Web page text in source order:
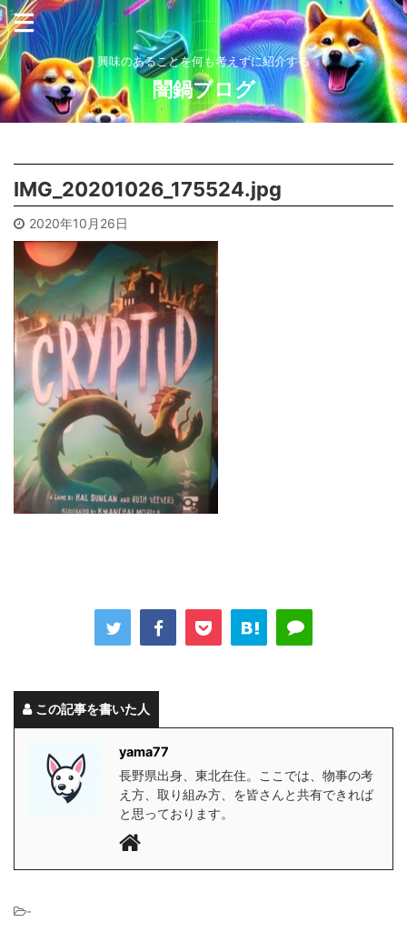
興味のあることを何も考えずに紹介する
闇鍋ブログ
IMG_20201026_175524.jpg
2020年10月26日
この記事を書いた人
yama77
長野県出身、東北在住。ここでは、物事の考
え方、取り組み方、を皆さんと共有できれば
と思っております。
-